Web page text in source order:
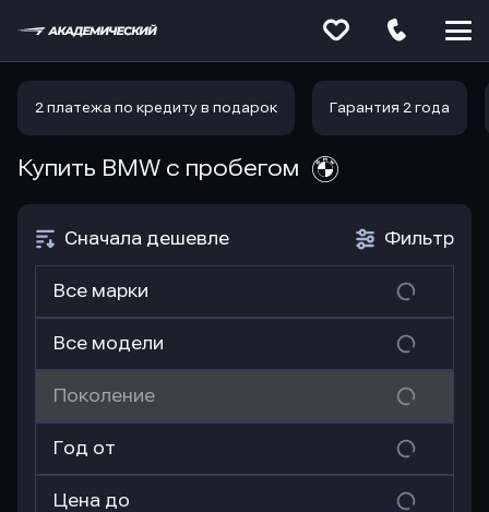
2 платежа по кредиту в подарок Гарантия 2 года
Купить BMW с пробегом
Фильтр
Сначала дешевле
Все марки
Все модели
Поколение
Год от
Цена до